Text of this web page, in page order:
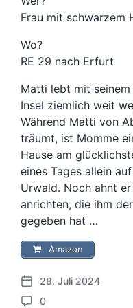
Frau mit schwarzem
Wo?
RE 29 nach Erfurt
Matti lebt mit
Insel ziemlich weit
Während Matti von
träumt, ist Momme
Hause am
eines Tages allein
Urwald. Noch ahnt
anrichten, die ihm
gegeben hat …
Amazon
V
e
28. Juli 2024
0